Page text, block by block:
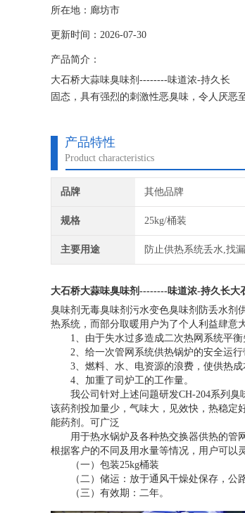
所在地：廊坊市
更新时间：2026-07-30
产品简介：
大石桥大蒜味臭味剂--------味道浓-持久长
固态，具有强烈的刺激性恶臭味，令人厌
产品特性
Product characteristics
品牌 其他品牌
规格 25kg/桶装
主要用途 防止供热系统丢水,找漏
大石桥大蒜味臭味剂--------味道浓-持久长大
臭味剂无毒臭味剂污水变色臭味剂防丢水剂
热系统，而部分取暖用户为了个人利益肆意
1、由于失水过多造成二次热网系统平衡
2、给一次管网系统供热锅炉的安全运行
3、燃料、水、电资源的浪费，使供热成
4、加重了司炉工的工作量。
我公司针对上述问题研发CH-204系列臭味
该药剂投加量少，气味大，见效快，热稳定
能药剂。可广泛
用于热水锅炉及各种热交换器供热的管网
根据客户的不同及用水量等情况，用户可以
（一）包装25kg桶装
（二）储运：放于通风干燥处保存，公
（三）有效期：二年。